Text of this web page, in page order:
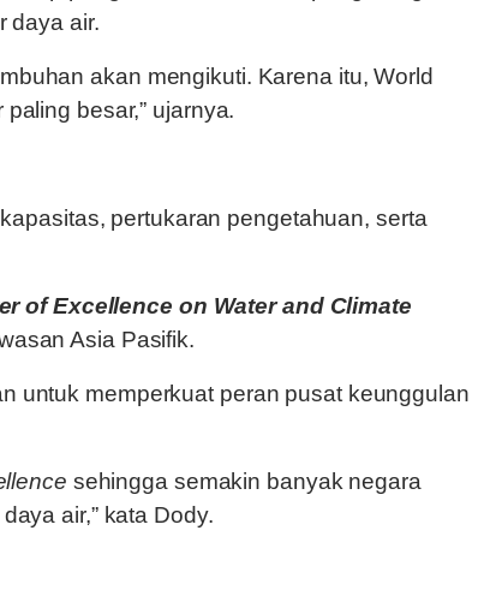
daya air.
akan mengikuti. Karena itu, World
besar,” ujarnya.
pertukaran pengetahuan, serta
of Excellence on Water and Climate
Asia Pasifik.
untuk memperkuat peran pusat keunggulan
sehingga semakin banyak negara
air,” kata Dody.